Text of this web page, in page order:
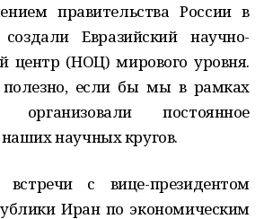
правительства России в
Евразийский научно-
центр (НОЦ) мирового уровня.
если бы мы в рамках
постоянное
научных кругов.
с вице-президентом
Иран по экономическим